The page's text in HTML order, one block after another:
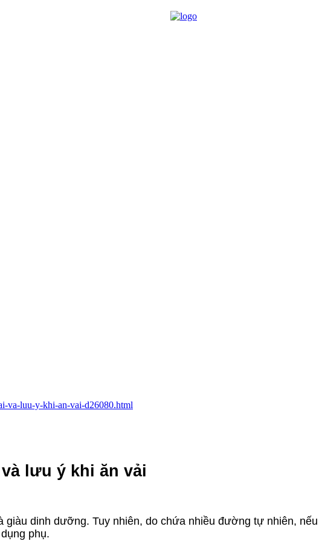
va-luu-y-khi-an-vai-d26080.html
lưu ý khi ăn vải
giàu dinh dưỡng. Tuy nhiên, do chứa nhiều đường tự nhiên,
phụ.